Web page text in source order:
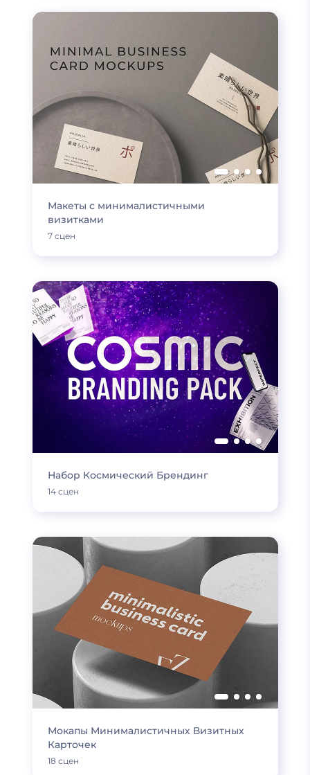
Макеты с минималистичными
визитками
7 сцен
Набор Космический Брендинг
14 сцен
Мокапы Минималистичных Визитных
Карточек
18 сцен